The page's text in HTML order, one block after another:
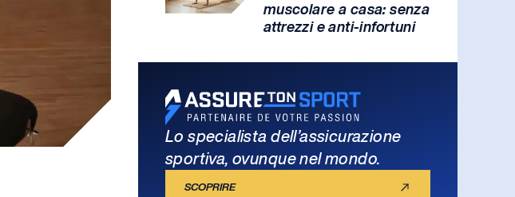
muscolare a casa: senza
attrezzi e anti-infortuni
Lo specialista dell’assicurazione
sportiva, ovunque nel mondo.
SCOPRIRE